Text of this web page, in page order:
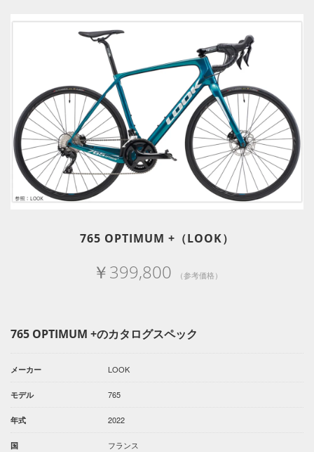
765 OPTIMUM +（LOOK）
￥399,800 （参考価格）
765 OPTIMUM +のカタログスペック
メーカー LOOK
モデル 765
年式 2022
国 フランス